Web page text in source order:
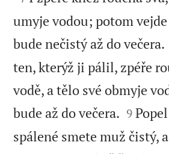
umyje vodou; potom
bude nečistý až do večera.
ten, kterýž ji pálil, zpéře
vodě, a tělo své obmyje
bude až do večera. 

9
spálené smete muž čistý,